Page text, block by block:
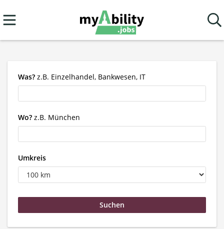
Was? z.B. Einzelhandel, Bankwesen, IT
Wo? z.B. München
Umkreis